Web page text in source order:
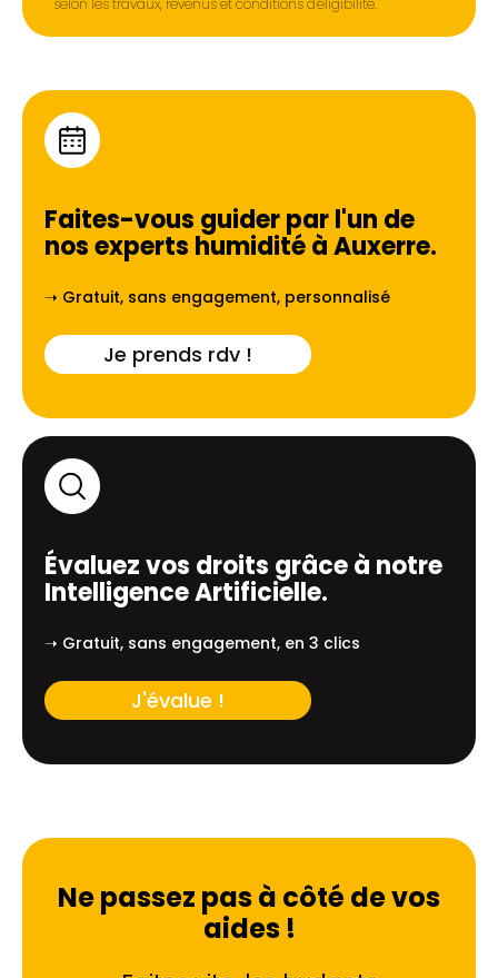
selon les travaux, revenus et conditions d'éligibilité.
Faites-vous guider par l'un de
nos experts humidité àAuxerre.
➝ Gratuit, sans engagement, personnalisé
Je prends rdv !
Évaluez vos droits grâce à notre
Intelligence Artificielle.
➝ Gratuit, sans engagement, en 3 clics
J'évalue !
Ne passez pas à côté de vos
aides !